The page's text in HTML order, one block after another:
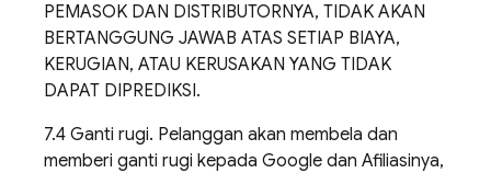
PEMASOK DAN DISTRIBUTORNYA, TIDAK AKAN
BERTANGGUNG JAWAB ATAS SETIAP BIAYA,
KERUGIAN, ATAU KERUSAKAN YANG TIDAK
DAPAT DIPREDIKSI.
7.4 Ganti rugi. Pelanggan akan membela dan
memberi ganti rugi kepada Google dan Afiliasinya,